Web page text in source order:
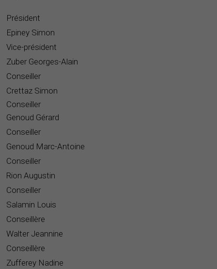
Président
Epiney Simon
Vice-président
Zuber Georges-Alain
Conseiller
Crettaz Simon
Conseiller
Genoud Gérard
Conseiller
Genoud Marc-Antoine
Conseiller
Rion Augustin
Conseiller
Salamin Louis
Conseillère
Walter Jeannine
Conseillère
Zufferey Nadine